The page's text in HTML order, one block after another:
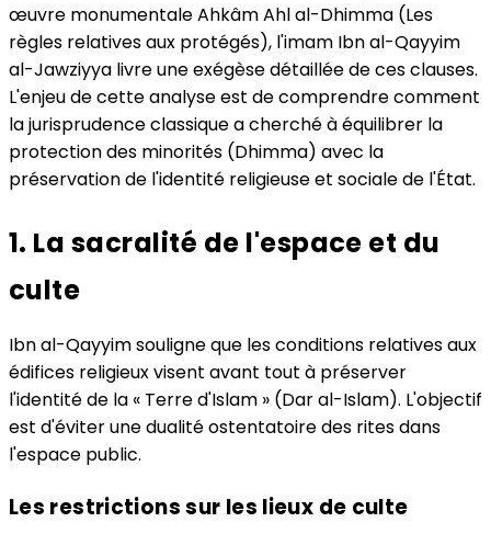
œuvre monumentale Ahkâm Ahl al-Dhimma (Les
règles relatives aux protégés), l'imam Ibn al-Qayyim
al-Jawziyya livre une exégèse détaillée de ces clauses.
L'enjeu de cette analyse est de comprendre comment
la jurisprudence classique a cherché à équilibrer la
protection des minorités (Dhimma) avec la
préservation de l'identité religieuse et sociale de l'État.
1. La sacralité de l'espace et du
culte
Ibn al-Qayyim souligne que les conditions relatives aux
édifices religieux visent avant tout à préserver
l'identité de la « Terre d'Islam » (Dar al-Islam). L'objectif
est d'éviter une dualité ostentatoire des rites dans
l'espace public.
Les restrictions sur les lieux de culte